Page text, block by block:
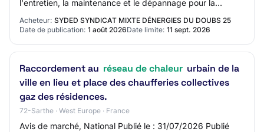
l'entretien, la maintenance et le dépannage pour la
chaufferie bois et le réseau de chaleur de…
Acheteur: SYDED SYNDICAT MIXTE DÉNERGIES DU DOUBS 25
Date de publication: 1 août 2026Date limite: 11 sept. 2026
Raccordement au réseau de chaleur urbain de la
ville en lieu et place des chaufferies collectives
gaz des résidences.
72-Sarthe · West Europe · France
Avis de marché, National Publié le : 31/07/2026 Publié